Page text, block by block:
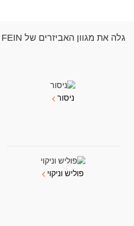
גלה את מגוון האביזרים של FEIN
ניסור
פוליש וניקוי